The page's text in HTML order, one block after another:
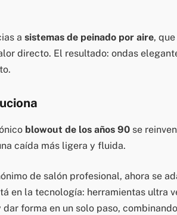
a sistemas de peinado por aire,
directo. El resultado: ondas
blowout de los años 90se
caída más ligera y fluida.
de salón profesional, ahora se
en la tecnología: herramientas ultra
forma en un solo paso,